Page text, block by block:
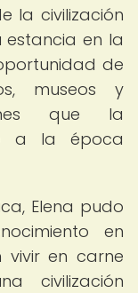
la civilización
estancia en la
de
museos y
que la
a la época
Elena pudo
en
vivir en carne
civilización